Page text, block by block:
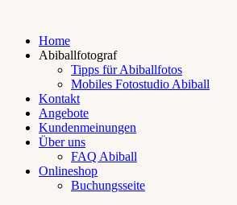
Home
Abiballfotograf
Tipps für Abiballfotos
Mobiles Fotostudio Abiball
Kontakt
Angebote
Kundenmeinungen
Über uns
FAQ Abiball
Onlineshop
Buchungsseite